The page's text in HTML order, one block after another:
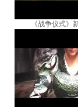
《战争仪式》